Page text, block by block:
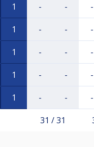
1 - - -
1 - - -
1 - - -
1 - - -
1 - - -
31 / 31